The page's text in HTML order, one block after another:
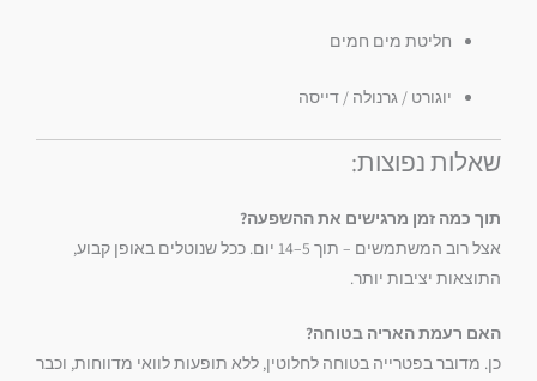
חליטת מים חמים
יוגורט / גרנולה / דייסה
שאלות נפוצות:
תוך כמה זמן מרגישים את ההשפעה?
אצל רוב המשתמשים – תוך 5–14 יום. ככל שנוטלים באופן קבוע,
התוצאות יציבות יותר.
האם רעמת האריה בטוחה?
כן. מדובר בפטרייה בטוחה לחלוטין, ללא תופעות לוואי מדווחות, וכבר